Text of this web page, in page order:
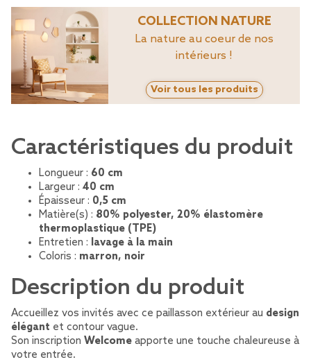
COLLECTION NATURE
La nature au coeur de nos
intérieurs !
Voir tous les produits
Caractéristiques du produit
Longueur : 60 cm
Largeur : 40 cm
Épaisseur : 0,5 cm
Matière(s) : 80% polyester, 20% élastomère
thermoplastique (TPE)
Entretien : lavage à la main
Coloris : marron, noir
Description du produit
Accueillez vos invités avec ce paillasson extérieur au design
élégant et contour vague.
Son inscription Welcome apporte une touche chaleureuse à
votre entrée.